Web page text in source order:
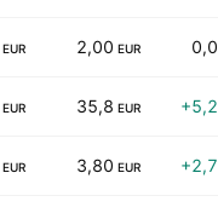
EUR 2,00 EUR
EUR 35,8 EUR
EUR 3,80 EUR